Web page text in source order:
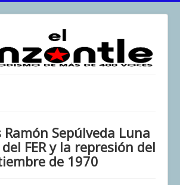
Ramón Sepúlveda Luna
FER y la represión del
de 1970